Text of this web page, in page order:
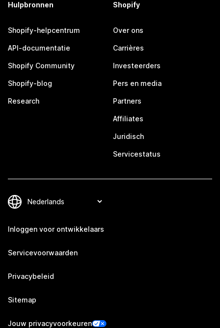
Hulpbronnen
Shopify-helpcentrum
API-documentatie
Shopify Community
Shopify-blog
Research
Shopify
Over ons
Carrières
Investeerders
Pers en media
Partners
Affiliates
Juridisch
Servicestatus
Inloggen voor ontwikkelaars
Servicevoorwaarden
Privacybeleid
Sitemap
Jouw privacyvoorkeuren